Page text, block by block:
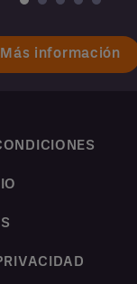
Más información